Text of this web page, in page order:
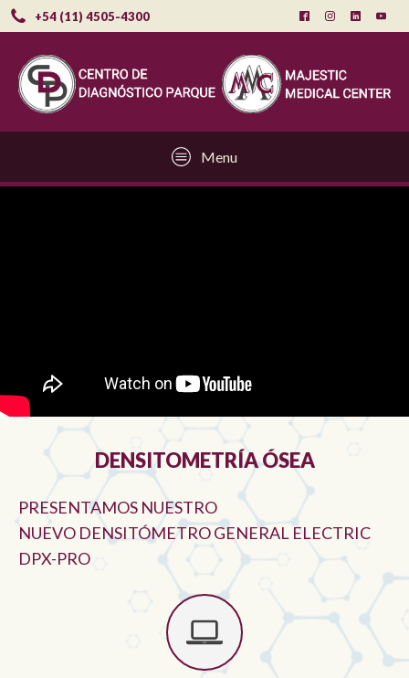
+54 (11) 4505-4300
Menu
DENSITOMETRÍA ÓSEA
PRESENTAMOS NUESTRO
NUEVO DENSITÓMETRO GENERAL ELECTRIC
DPX-PRO